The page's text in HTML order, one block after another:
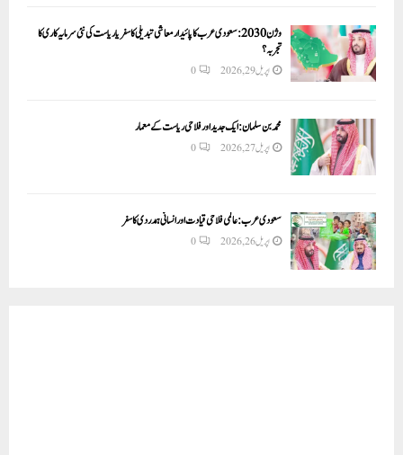
وژن 2030:سعودی عرب کا پائیدار معاشی تبدیلی کا سفر یا ریاست کی نئی سرمایہ کاری کا
تجربہ؟
اپریل 29, 2026 0
محمد بن سلمان: ایک جدید اور فلاحی ریاست کے معمار
اپریل 27, 2026 0
سعودی عرب: عالمی فلاحی قیادت اور انسانی ہمدردی کا سفر
اپریل 26, 2026 0